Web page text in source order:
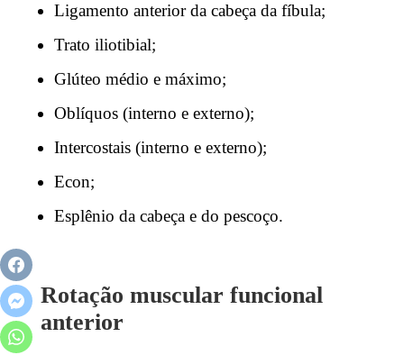
Ligamento anterior da cabeça da fíbula;
Trato iliotibial;
Glúteo médio e máximo;
Oblíquos (interno e externo);
Intercostais (interno e externo);
Econ;
Esplênio da cabeça e do pescoço.
Rotação muscular funcional
anterior